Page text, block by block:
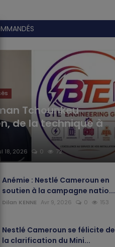
Tchounkeu
de la technique à
18, 2026 0 72
Anémie : Nestlé Cameroun en
soutien à la campagne natio...
Dilan KENNE Avr 9, 2026 0 153
Nestlé Cameroun se félicite de
la clarification du Mini...